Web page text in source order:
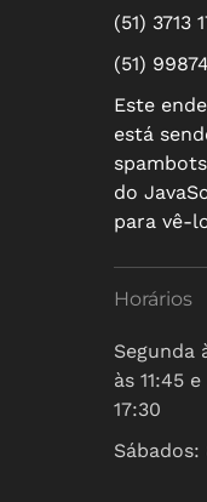
(51) 3713
(51)
Este
está
do
para vê-
Horários
Segunda
às 11:45
17:30
Sábados: